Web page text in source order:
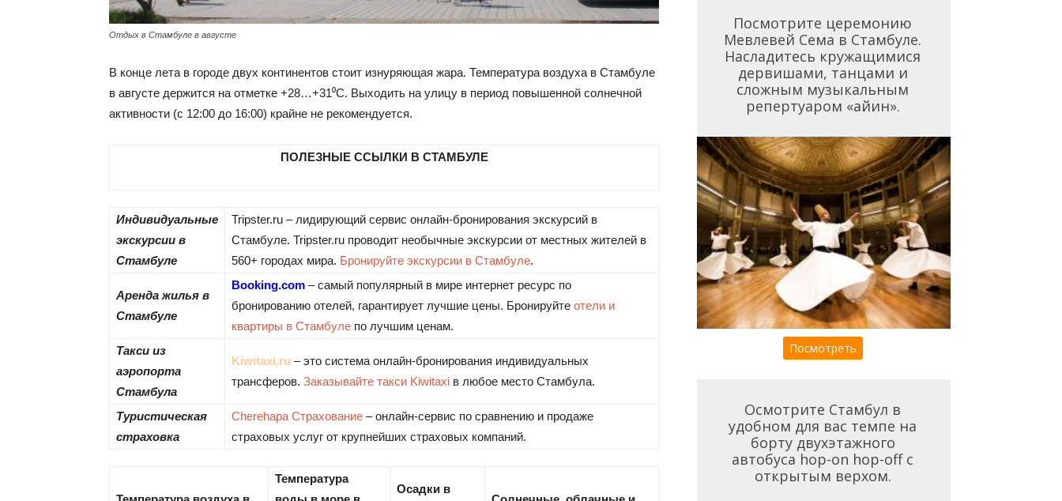
Отдых в Стамбуле в августе
В конце лета в городе двух континентов стоит изнуряющая жара. Температура воздуха в Стамбуле
в августе держится на отметке +28…+31⁰С. Выходить на улицу в период повышенной солнечной
активности (с 12:00 до 16:00) крайне не рекомендуется.
ПОЛЕЗНЫЕ ССЫЛКИ В СТАМБУЛЕ
Индивидуальные
экскурсии в
Стамбуле
Tripster.ru – лидирующий сервис онлайн-бронирования экскурсий в
Стамбуле. Tripster.ru проводит необычные экскурсии от местных жителей в
560+ городах мира. Бронируйте экскурсии в Стамбуле.
Аренда жилья в
Стамбуле
Booking.com – самый популярный в мире интернет ресурс по
бронированию отелей, гарантирует лучшие цены. Бронируйте отели и
квартиры в Стамбуле по лучшим ценам.
Такси из
аэропорта
Стамбула
Kiwitaxi.ru – это система онлайн-бронирования индивидуальных
трансферов. Заказывайте такси Kiwitaxi в любое место Стамбула.
Туристическая
страховка
Cherehapa Страхование – онлайн-сервис по сравнению и продаже
страховых услуг от крупнейших страховых компаний.
Температура
Осадки в
Посмотрите церемонию
Мевлевей Сема в Стамбуле.
Насладитесь кружащимися
дервишами, танцами и
сложным музыкальным
репертуаром «айин».
Посмотреть
Осмотрите Стамбул в
удобном для вас темпе на
борту двухэтажного
автобуса hop-on hop-off с
открытым верхом.